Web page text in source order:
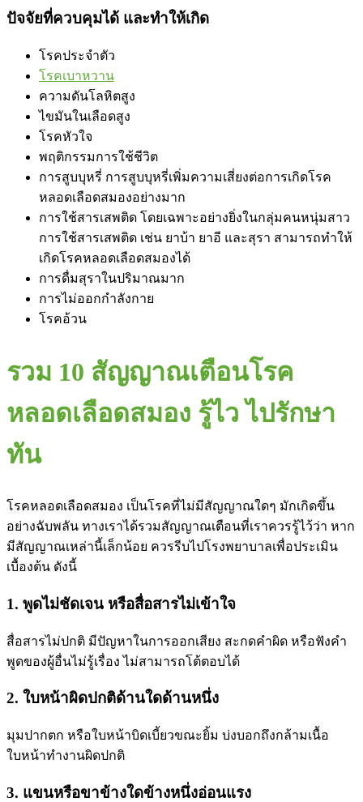
ปัจจัยที่ควบคุมได้ และทำให้เกิด
โรคประจำตัว
โรคเบาหวาน
ความดันโลหิตสูง
ไขมันในเลือดสูง
โรคหัวใจ
พฤติกรรมการใช้ชีวิต
การสูบบุหรี่ การสูบบุหรี่เพิ่มความเสี่ยงต่อการเกิดโรค
หลอดเลือดสมองอย่างมาก
การใช้สารเสพติด โดยเฉพาะอย่างยิ่งในกลุ่มคนหนุ่มสาว
การใช้สารเสพติด เช่น ยาบ้า ยาอี และสุรา สามารถทำให้
เกิดโรคหลอดเลือดสมองได้
การดื่มสุราในปริมาณมาก
การไม่ออกกำลังกาย
โรคอ้วน
รวม 10 สัญญาณเตือนโรค
หลอดเลือดสมอง รู้ไว ไปรักษา
ทัน
โรคหลอดเลือดสมอง เป็นโรคที่ไม่มีสัญญาณใดๆ มักเกิดขึ้น
อย่างฉับพลัน ทางเราได้รวมสัญญาณเตือนที่เราควรรู้ไว้ว่า หาก
มีสัญญาณเหล่านี้เล็กน้อย ควรรีบไปโรงพยาบาลเพื่อประเมิน
เบื้องต้น ดังนี้
1. พูดไม่ชัดเจน หรือสื่อสารไม่เข้าใจ
สื่อสารไม่ปกติ มีปัญหาในการออกเสียง สะกดคำผิด หรือฟังคำ
พูดของผู้อื่นไม่รู้เรื่อง ไม่สามารถโต้ตอบได้
2. ใบหน้าผิดปกติด้านใดด้านหนึ่ง
มุมปากตก หรือใบหน้าบิดเบี้ยวขณะยิ้ม บ่งบอกถึงกล้ามเนื้อ
ใบหน้าทำงานผิดปกติ
3. แขนหรือขาข้างใดข้างหนึ่งอ่อนแรง